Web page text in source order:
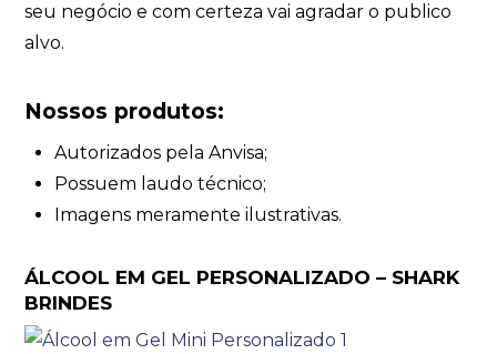
seu negócio e com certeza vai agradar o publico
alvo.
Nossos produtos:
Autorizados pela Anvisa;
Possuem laudo técnico;
Imagens meramente ilustrativas.
ÁLCOOL EM GEL PERSONALIZADO – SHARK
BRINDES